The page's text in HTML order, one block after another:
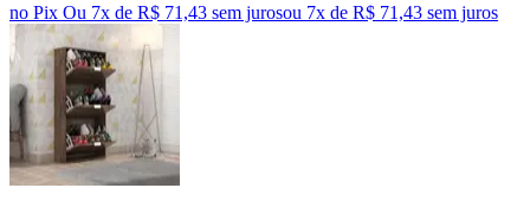
no Pix Ou 7x de R$ 71,43 sem jurosou 7x de R$ 71,43 sem juros